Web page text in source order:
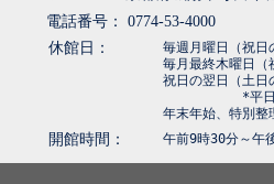
電話番号： 0774-53-4000
休館日：
毎週月曜日（祝日
毎月最終木曜日（
祝日の翌日（土日
*平日：祝
年末年始、特別整
開館時間： 午前9時30分～午